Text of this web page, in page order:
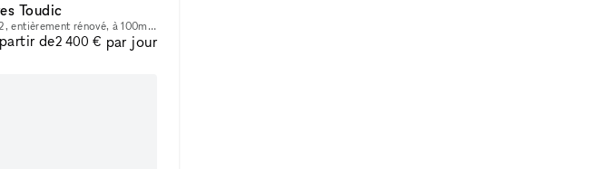
Toudic
Espace de 200 m2, entièrement rénové, à 100m du métro République. Style industriel, très belle hauteur sous plafond, lumière naturelle par verrière et éclairage haut de gamme, Entièrement climatisé.
de2 400 € par jour